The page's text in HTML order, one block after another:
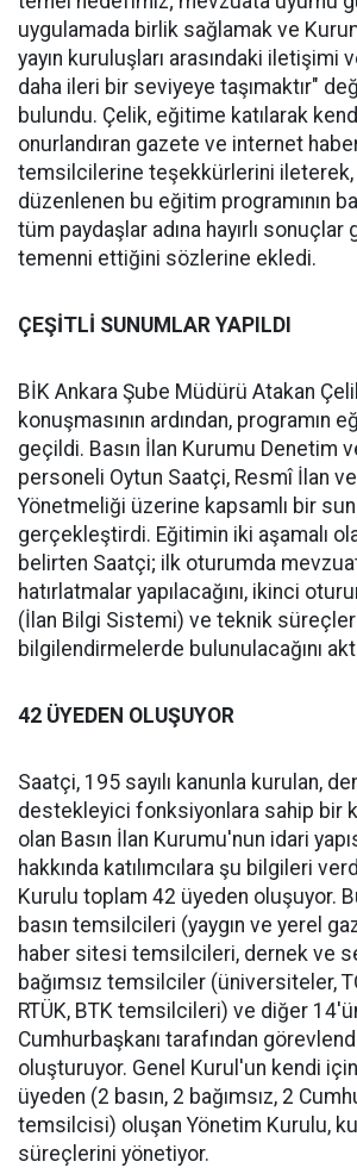
uygulamada birlik sağlamak ve
yayın kuruluşları arasındaki iletişimi
daha ileri bir seviyeye taşımaktır"
bulundu. Çelik, eğitime katılarak
onurlandıran gazete ve internet
temsilcilerine teşekkürlerini
düzenlenen bu eğitim programının
tüm paydaşlar adına hayırlı
temenni ettiğini sözlerine ekledi.
ÇEŞİTLİ SUNUMLAR YAPILDI
BİK Ankara Şube Müdürü Atakan
konuşmasının ardından, programın
geçildi. Basın İlan Kurumu Denetim
personeli Oytun Saatçi, Resmî İlan
Yönetmeliği üzerine kapsamlı bir
gerçekleştirdi. Eğitimin iki aşamalı
belirten Saatçi; ilk oturumda
hatırlatmalar yapılacağını, ikinci
(İlan Bilgi Sistemi) ve teknik süreçler
bilgilendirmelerde bulunulacağını
42 ÜYEDEN OLUŞUYOR
Saatçi, 195 sayılı kanunla kurulan,
destekleyici fonksiyonlara sahip bir
olan Basın İlan Kurumu'nun idari
hakkında katılımcılara şu bilgileri
Kurulu toplam 42 üyeden oluşuyor.
basın temsilcileri (yaygın ve yerel
haber sitesi temsilcileri, dernek ve
bağımsız temsilciler (üniversiteler,
RTÜK, BTK temsilcileri) ve diğer
Cumhurbaşkanı tarafından
oluşturuyor. Genel Kurul'un kendi
üyeden (2 basın, 2 bağımsız, 2
temsilcisi) oluşan Yönetim Kurulu,
süreçlerini yönetiyor.